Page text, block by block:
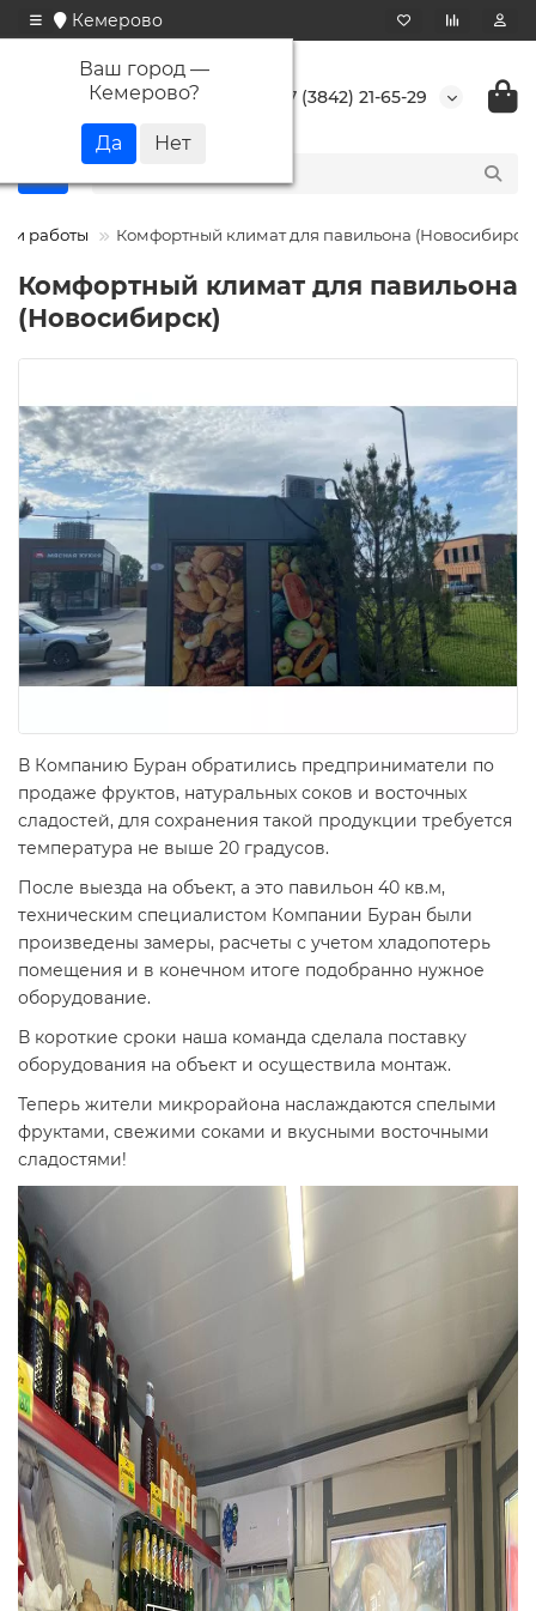
Кемерово
Ваш город —
Кемерово? +7 (3842) 21-65-29
работы Комфортный климат для павильона (Новосибирск)
Комфортный климат для павильона
(Новосибирск)
В Компанию Буран обратились предприниматели по
продаже фруктов, натуральных соков и восточных
сладостей, для сохранения такой продукции требуется
температура не выше 20 градусов.
После выезда на объект, а это павильон 40 кв.м,
техническим специалистом Компании Буран были
произведены замеры, расчеты с учетом хладопотерь
помещения и в конечном итоге подобранно нужное
оборудование.
В короткие сроки наша команда сделала поставку
оборудования на объект и осуществила монтаж.
Теперь жители микрорайона наслаждаются спелыми
фруктами, свежими соками и вкусными восточными
сладостями!